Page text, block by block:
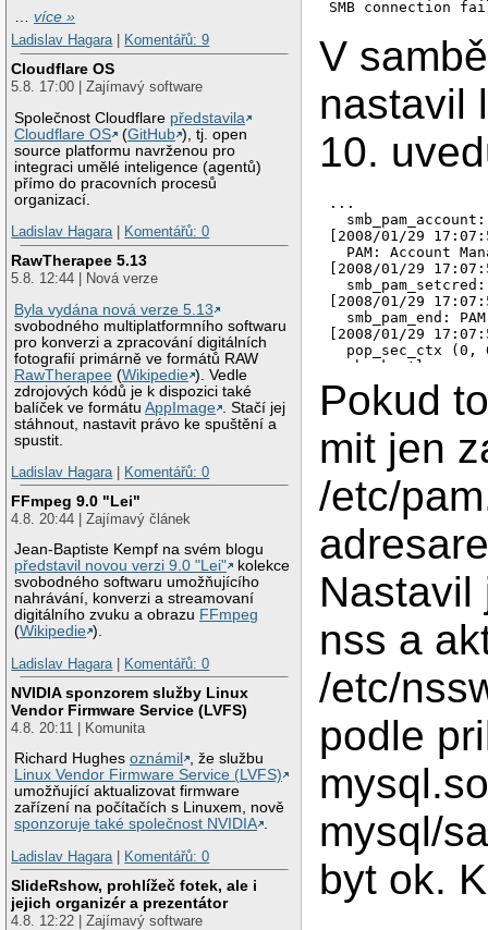
…více »
Ladislav Hagara| Komentářů: 9
Cloudflare OS
5.8. 17:00 | Zajímavý software
Společnost Cloudflare představila
Cloudflare OS
(GitHub ), tj. open
source platformu navrženou pro
integraci umělé inteligence (agentů)
přímo do pracovních procesů
organizací.
Ladislav Hagara| Komentářů: 0
RawTherapee 5.13
5.8. 12:44 | Nová verze
Byla vydána nová verze 5.13
svobodného multiplatformního softwaru
pro konverzi a zpracování digitálních
fotografií primárně ve formátů RAW
RawTherapee (Wikipedie ). Vedle
zdrojových kódů je k dispozici také
balíček ve formátuAppImage
. Stačí jej
stáhnout, nastavit právo ke spuštění a
spustit.
Ladislav Hagara| Komentářů: 0
FFmpeg 9.0 "Lei"
4.8. 20:44 | Zajímavý článek
Jean-Baptiste Kempf na svém blogu
představil novou verzi 9.0 "Lei"
kolekce
svobodného softwaru umožňujícího
nahrávání, konverzi a streamovaní
digitálního zvuku a obrazu FFmpeg
(Wikipedie ).
Ladislav Hagara| Komentářů: 0
NVIDIA sponzorem služby Linux
Vendor Firmware Service (LVFS)
4.8. 20:11 | Komunita
Richard Hughesoznámil
, že službu
Linux Vendor Firmware Service (LVFS)
umožňující aktualizovat firmware
zařízení na počítačích s Linuxem, nově
sponzoruje také společnost NVIDIA .
Ladislav Hagara| Komentářů: 0
SlideRshow, prohlížeč fotek, ale i
jejich organizér a prezentátor
4.8. 12:22 | Zajímavý software
V
nastavil
10.
...
[2008/01/29
PAM: Account
[2008/01/29
[2008/01/29
smb_pam_end:
[2008/01/29
pop_sec_ctx (0,
[2008/01/29
[2008/01/29
attempting to
[2008/01/29
structure was
[2008/01/29
error packet at
[2008/01/29
[2008/01/29
...
[2008/01/29
[2008/01/29
read_data: read
[2008/01/29
[2008/01/29
[2008/01/29
[2008/01/29
setting sec ctx
[2008/01/29
NT user token:
[2008/01/29
UNIX token of
Primary group
[2008/01/29
[2008/01/29
Pokud
mit jen
/etc/
Nastavil
nss a
/etc/
podle
mysql/
byt ok.